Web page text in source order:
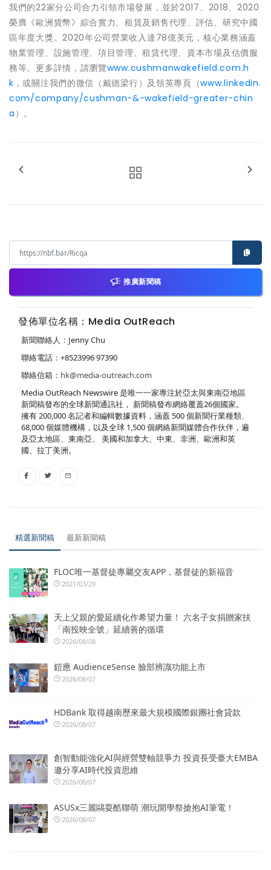
我們的22家分公司合力引領市場發展，並於2017、2018、2020
榮膺《歐洲貨幣》綜合實力、租賃及銷售代理、評估、研究中國
區年度大獎。2020年公司營業收入達78億美元，核心業務涵蓋
物業管理、設施管理、項目管理、租賃代理、資本市場及估價服
務等。更多詳情，請瀏覽www.cushmanwakefield.com.h
k ，或關注我們的微信（戴德梁行）及領英專頁（www.linkedin.
com/company/cushman-&-wakefield-greater-chin
a ）。
推廣新聞稿
發佈單位名稱：Media OutReach
新聞聯絡人：Jenny Chu
聯絡電話：+8523996 97390
聯絡信箱： hk@media-outreach.com
Media OutReach Newswire 是唯一一家專注於亞太與東南亞地區
新聞稿發布的全球新聞通訊社， 新聞稿發布網絡覆蓋26個國家。
擁有 200,000 名記者和編輯數據資料，涵蓋 500 個新聞行業種類、
68,000 個媒體機構，以及全球 1,500 個網絡新聞媒體合作伙伴，遍
及亞太地區、東南亞、 美國和加拿大、中東、非洲、歐洲和英
國、拉丁美洲。
精選新聞稿 最新新聞稿
FLOC唯一基督徒專屬交友APP，基督徒的新福音
2021/03/29
天上父親的愛延續化作希望力量！ 六名子女捐贈家扶
「南投映全號」延續善的循環
2026/08/08
鎧應 AudienceSense 臉部辨識功能上市
2026/08/07
HDBank 取得越南歷來最大規模國際銀團社會貸款
2026/08/07
創智動能強化AI與經營雙軸競爭力 投資長受臺大EMBA
邀分享AI時代投資思維
2026/08/07
ASUSx三麗鷗耍酷聯萌 潮玩開學祭搶抱AI筆電！
2026/08/07